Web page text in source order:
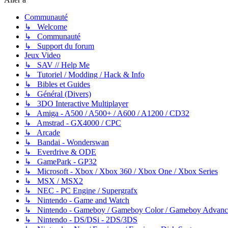
Communauté
↳ Welcome
↳ Communauté
↳ Support du forum
Jeux Video
↳ SAV // Help Me
↳ Tutoriel / Modding / Hack & Info
↳ Bibles et Guides
↳ Général (Divers)
↳ 3DO Interactive Multiplayer
↳ Amiga - A500 / A500+ / A600 / A1200 / CD32
↳ Amstrad - GX4000 / CPC
↳ Arcade
↳ Bandai - Wonderswan
↳ Everdrive & ODE
↳ GamePark - GP32
↳ Microsoft - Xbox / Xbox 360 / Xbox One / Xbox Series
↳ MSX / MSX2
↳ NEC - PC Engine / Supergrafx
↳ Nintendo - Game and Watch
↳ Nintendo - Gameboy / Gameboy Color / Gameboy
↳ Nintendo - DS/DSi - 2DS/3DS